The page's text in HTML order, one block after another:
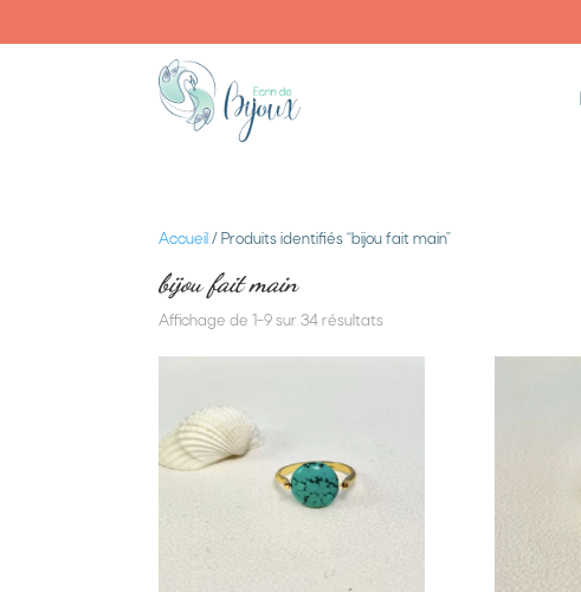
Accueil / Produits identifiés “bijou fait main”
bijou fait main
Affichage de 1–9 sur 34 résultats